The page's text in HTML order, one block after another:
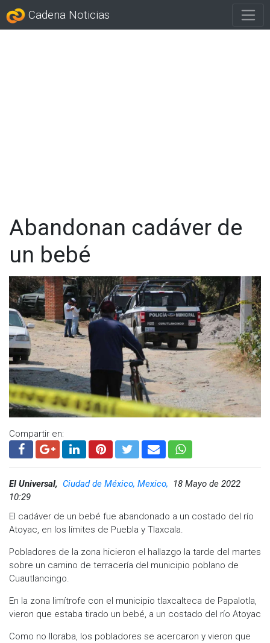
Cadena Noticias
Abandonan cadáver de
un bebé
Compartir en:
El Universal, Ciudad de México, Mexico,
18 Mayo de 2022
10:29
El cadáver de un bebé fue abandonado a un costado del río
Atoyac, en los límites de Puebla y Tlaxcala.
Pobladores de la zona hicieron el hallazgo la tarde del martes
sobre un camino de terracería del municipio poblano de
Cuautlancingo.
En la zona limítrofe con el municipio tlaxcalteca de Papalotla,
vieron que estaba tirado un bebé, a un costado del río Atoyac
Como no lloraba, los pobladores se acercaron y vieron que